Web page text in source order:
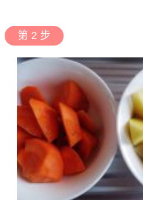
第 2 步